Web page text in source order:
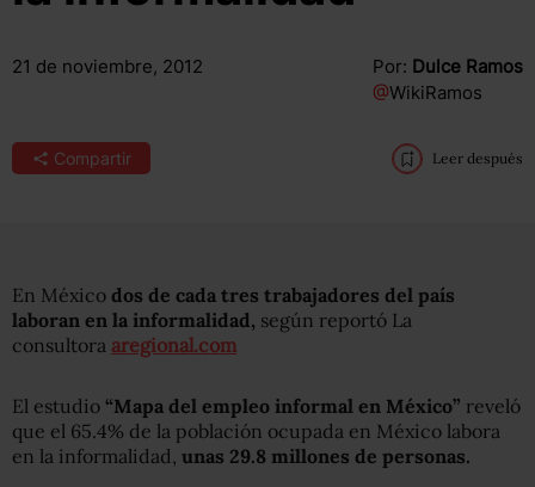
21 de noviembre, 2012 Por: Dulce Ramos
@WikiRamos
Compartir Leer después
En México dos de cada tres trabajadores del país
laboran en la informalidad, según reportó La
consultora aregional.com
El estudio “Mapa del empleo informal en México” reveló
que el 65.4% de la población ocupada en México labora
en la informalidad, unas 29.8 millones de personas.